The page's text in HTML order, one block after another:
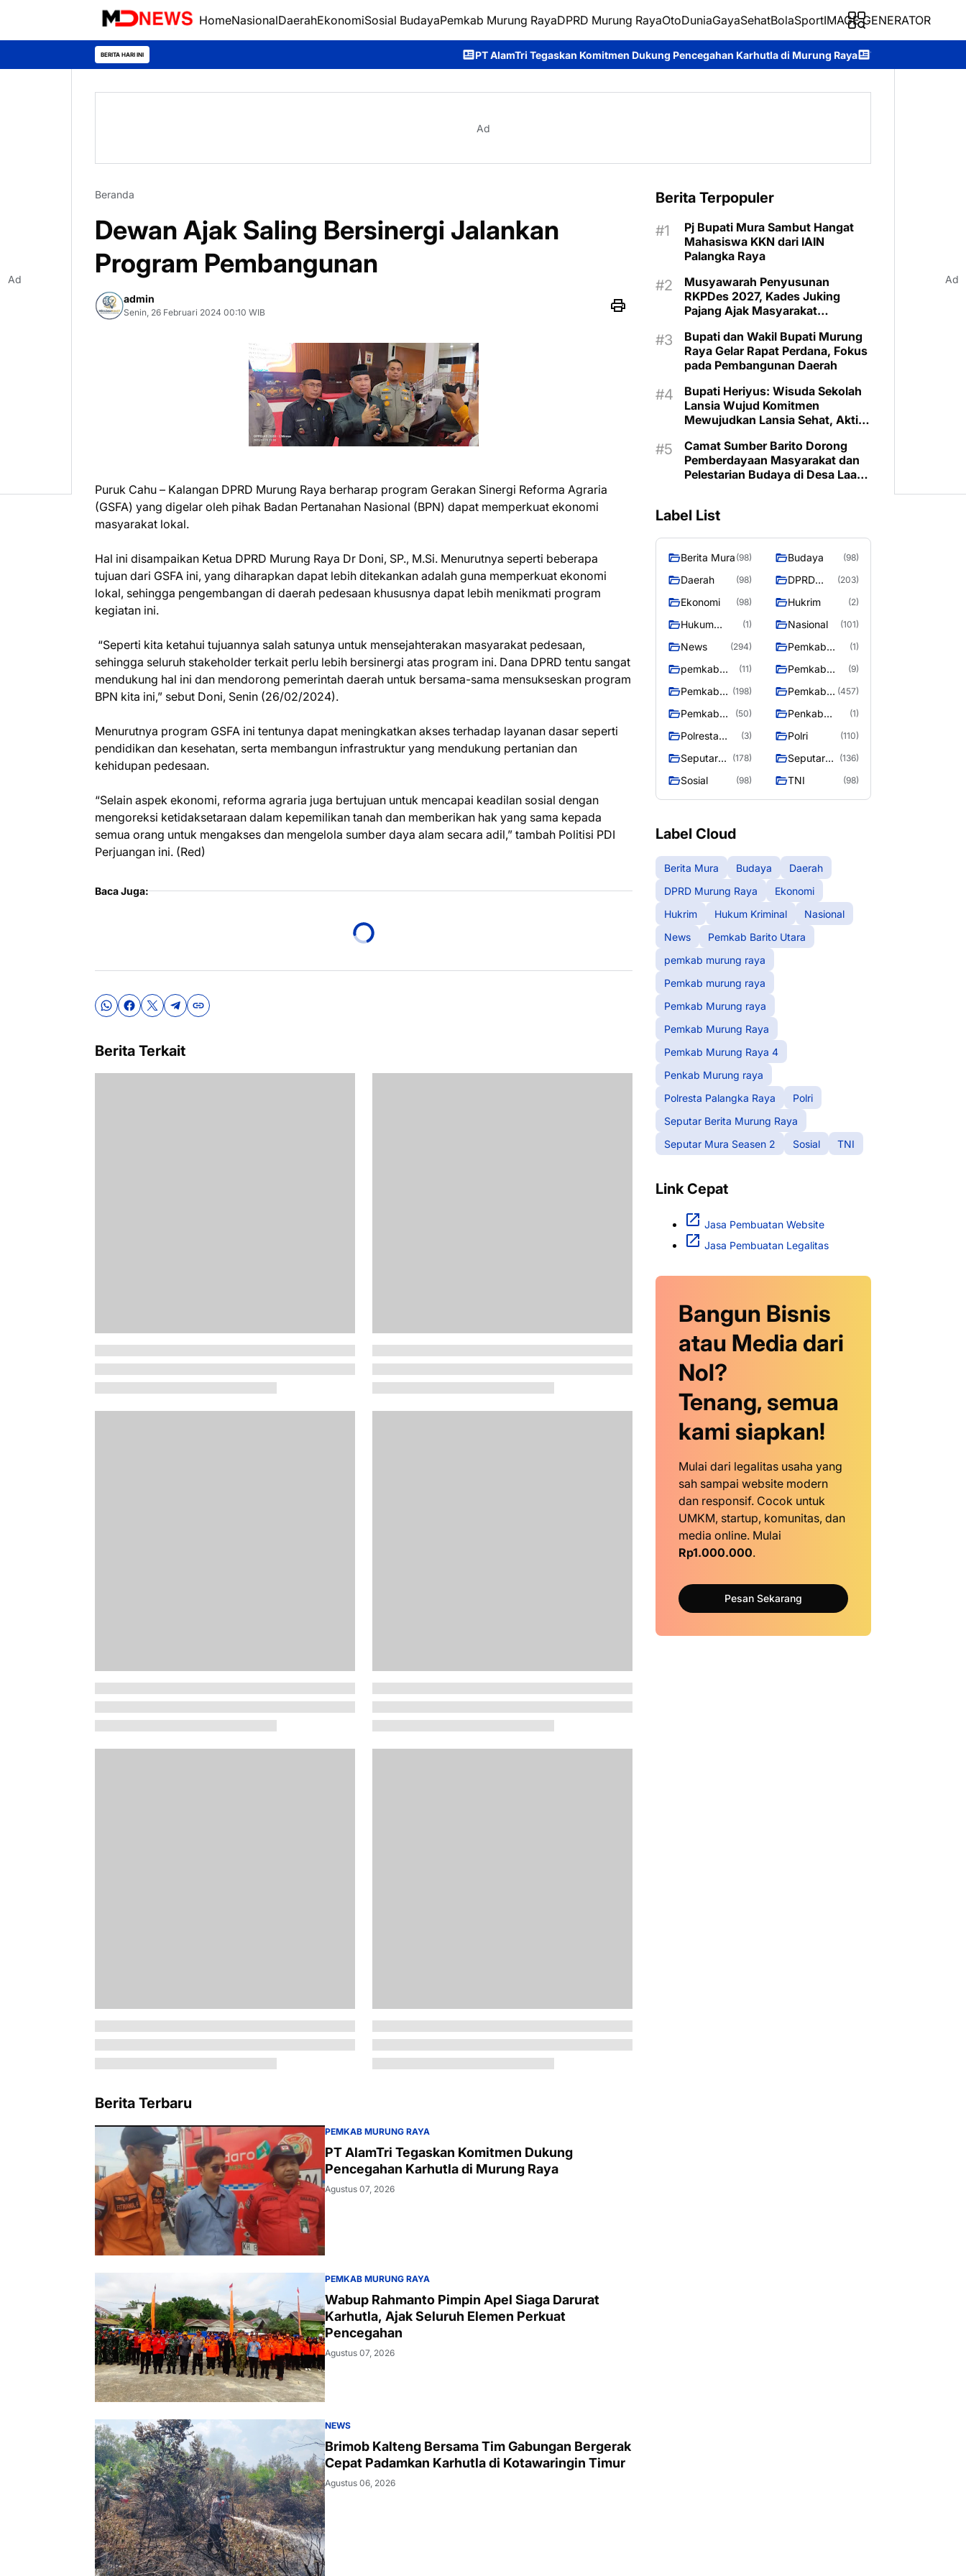
HomeNasionalDaerahEkonomiSosial BudayaPemkab Murung RayaDPRD Murung RayaOtoDuniaGayaSehatBolaSportIMAGE GENERATOR
BERITA HARI INI PT AlamTri Tegaskan Komitmen Dukung Pencegahan Karhutla di Murung Raya Wabup Rahmanto Pimpin Apel Siaga
Ad
Beranda
Dewan Ajak Saling Bersinergi Jalankan
Program Pembangunan
admin
Senin, 26 Februari 2024 00:10 WIB
Puruk Cahu – Kalangan DPRD Murung Raya berharap program Gerakan Sinergi Reforma Agraria
(GSFA) yang digelar oleh pihak Badan Pertanahan Nasional (BPN) dapat memperkuat ekonomi
masyarakat lokal.
Hal ini disampaikan Ketua DPRD Murung Raya Dr Doni, SP., M.Si. Menurutnya seperti beberapa
tujuan dari GSFA ini, yang diharapkan dapat lebih ditekankan adalah guna memperkuat ekonomi
lokal, sehingga pengembangan di daerah pedesaan khususnya dapat lebih menikmati program
kegiatan ini.
“Seperti kita ketahui tujuannya salah satunya untuk mensejahterakan masyarakat pedesaan,
sehingga seluruh stakeholder terkait perlu lebih bersinergi atas program ini. Dana DPRD tentu sangat
mendukung hal ini dan mendorong pemerintah daerah untuk bersama-sama mensukseskan program
BPN kita ini,” sebut Doni, Senin (26/02/2024).
Menurutnya program GSFA ini tentunya dapat meningkatkan akses terhadap layanan dasar seperti
pendidikan dan kesehatan, serta membangun infrastruktur yang mendukung pertanian dan
kehidupan pedesaan.
“Selain aspek ekonomi, reforma agraria juga bertujuan untuk mencapai keadilan sosial dengan
mengoreksi ketidaksetaraan dalam kepemilikan tanah dan memberikan hak yang sama kepada
semua orang untuk mengakses dan mengelola sumber daya alam secara adil,” tambah Politisi PDI
Perjuangan ini. (Red)
Baca Juga:
Berita Terkait
Berita Terbaru
PEMKAB MURUNG RAYA
PT AlamTri Tegaskan Komitmen Dukung
Pencegahan Karhutla di Murung Raya
Agustus 07, 2026
PEMKAB MURUNG RAYA
Wabup Rahmanto Pimpin Apel Siaga Darurat
Karhutla, Ajak Seluruh Elemen Perkuat
Pencegahan
Agustus 07, 2026
NEWS
Brimob Kalteng Bersama Tim Gabungan Bergerak
Cepat Padamkan Karhutla di Kotawaringin Timur
Agustus 06, 2026
Berita Terpopuler
Pj Bupati Mura Sambut Hangat
Mahasiswa KKN dari IAIN
Palangka Raya
Musyawarah Penyusunan
RKPDes 2027, Kades Juking
Pajang Ajak Masyarakat
Kebutuhan
Bupati dan Wakil Bupati Murung
Raya Gelar Rapat Perdana, Fokus
pada Pembangunan Daerah
Bupati Heriyus: Wisuda Sekolah
Lansia Wujud Komitmen
Mewujudkan Lansia Sehat, Aktif,
Camat Sumber Barito Dorong
Pemberdayaan Masyarakat dan
Pelestarian Budaya di Desa Laas
Label List
Berita Mura (98) Budaya (98)
Daerah (98)
DPRD
Raya
(203)
Ekonomi (98) Hukrim (2)
Hukum
(1) Nasional (101)
News (294)
Pemkab
(1)
pemkab
raya
(11)
Pemkab
murung raya
(9)
Pemkab
raya
(198)
Pemkab
Raya
(457)
Pemkab
Raya 4
(50)
Penkab
Murung raya
(1)
Polresta
Raya
(3) Polri (110)
Seputar
Murung
Raya
(178)
Seputar
Seasen 2
(136)
Sosial (98) TNI (98)
Label Cloud
Berita Mura Budaya
Daerah
DPRD Murung Raya
Ekonomi
Hukrim
Hukum Kriminal
Nasional
News
Pemkab Barito Utara
pemkab murung raya
Pemkab murung raya
Pemkab Murung raya
Pemkab Murung Raya
Pemkab Murung Raya 4
Penkab Murung raya
Polresta Palangka Raya
Polri
Seputar Berita Murung Raya
Seputar Mura Seasen 2
Sosial TNI
Link Cepat
Jasa Pembuatan Website
Jasa Pembuatan Legalitas
Bangun Bisnis
atau Media dari
Nol?
Tenang, semua
kami siapkan!
Mulai dari legalitas usaha yang
sah sampai website modern
dan responsif. Cocok untuk
UMKM, startup, komunitas, dan
media online. Mulai
Rp1.000.000.
Pesan Sekarang
Ad Ad